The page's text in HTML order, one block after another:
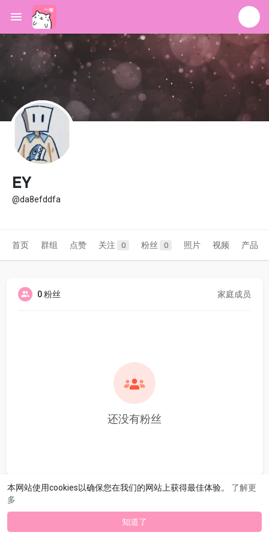
本网站使用cookies以确保您在我们的网站上获得最佳体验。 了解更
多
知道了
EY
@da8efddfa
首页 群组 点赞 关注 0 粉丝 0 照片 视频 产品
0 粉丝 家庭成员
还没有粉丝